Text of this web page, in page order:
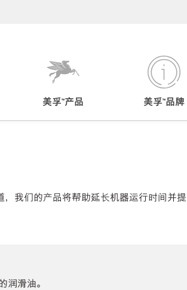
美孚™产品 美孚™品牌
我们的产品将帮助延长机器运行时间并
润滑油。